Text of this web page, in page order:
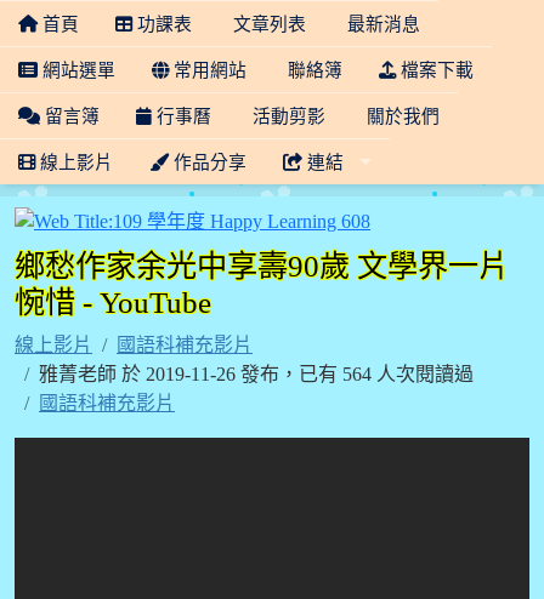
首頁 功課表 文章列表 最新消息
網站選單 常用網站 聯絡簿 檔案下載
留言簿 行事曆 活動剪影 關於我們
線上影片 作品分享 連結
109 學年度 Happy
鄉愁作家余光中享壽90歲 文學界一片
惋惜 - YouTube
線上影片
國語科補充影片
雅菁老師 於 2019-11-26 發布，已有 564 人次閱讀過
國語科補充影片